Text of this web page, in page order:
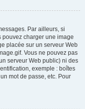
Par ailleurs, si
pouvez charger une image
placée sur un serveur Web
Vous ne pouvez pas
serveur Web public) ni des
exemple : boîtes
mot de passe, etc. Pour